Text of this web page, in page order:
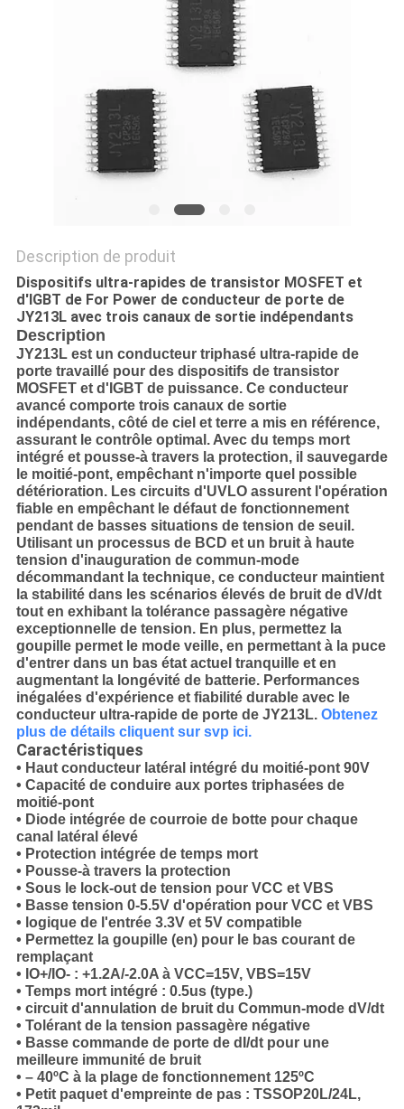
DE
CONFIDENTIALITÉ
Description de produit
Dispositifs ultra-rapides de transistor MOSFET et
d'IGBT de For Power de conducteur de porte de
JY213L avec trois canaux de sortie indépendants
Description
JY213L est un conducteur triphasé ultra-rapide de
porte travaillé pour des dispositifs de transistor
MOSFET et d'IGBT de puissance. Ce conducteur
avancé comporte trois canaux de sortie
indépendants, côté de ciel et terre a mis en référence,
assurant le contrôle optimal. Avec du temps mort
intégré et pousse-à travers la protection, il sauvegarde
le moitié-pont, empêchant n'importe quel possible
détérioration. Les circuits d'UVLO assurent l'opération
fiable en empêchant le défaut de fonctionnement
pendant de basses situations de tension de seuil.
Utilisant un processus de BCD et un bruit à haute
tension d'inauguration de commun-mode
décommandant la technique, ce conducteur maintient
la stabilité dans les scénarios élevés de bruit de dV/dt
tout en exhibant la tolérance passagère négative
exceptionnelle de tension. En plus, permettez la
goupille permet le mode veille, en permettant à la puce
d'entrer dans un bas état actuel tranquille et en
augmentant la longévité de batterie. Performances
inégalées d'expérience et fiabilité durable avec le
conducteur ultra-rapide de porte de JY213L. Obtenez
plus de détails cliquent sur svp ici.
Caractéristiques
• Haut conducteur latéral intégré du moitié-pont 90V
• Capacité de conduire aux portes triphasées de
moitié-pont
• Diode intégrée de courroie de botte pour chaque
canal latéral élevé
• Protection intégrée de temps mort
• Pousse-à travers la protection
• Sous le lock-out de tension pour VCC et VBS
• Basse tension 0-5.5V d'opération pour VCC et VBS
• logique de l'entrée 3.3V et 5V compatible
• Permettez la goupille (en) pour le bas courant de
remplaçant
• IO+/IO- : +1.2A/-2.0A à VCC=15V, VBS=15V
• Temps mort intégré : 0.5us (type.)
• circuit d'annulation de bruit du Commun-mode dV/dt
• Tolérant de la tension passagère négative
• Basse commande de porte de dI/dt pour une
meilleure immunité de bruit
• – 40ºC à la plage de fonctionnement 125ºC
• Petit paquet d'empreinte de pas : TSSOP20L/24L,